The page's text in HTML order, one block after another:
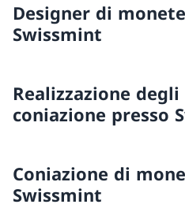
Designer di
Swissmint
Realizzazione
coniazione presso
Coniazione di
Swissmint